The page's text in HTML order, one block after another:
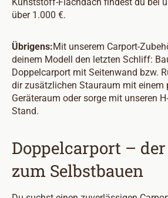
über 1.000 €.
Übrigens:Mit unserem Carport-
deinem Modell den letzten Schliff:
Doppelcarport mit Seitenwand bzw.
dir zusätzlichen Stauraum mit einem
Geräteraum oder sorge mit unseren
Stand.
Doppelcarport –
zum Selbstbauen